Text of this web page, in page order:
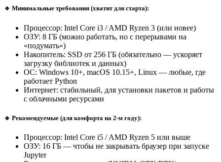
🔹 Минимальные требования (хватит для старта):
Процессор: Intel Core i3 / AMD Ryzen 3 (или новее)
ОЗУ: 8 ГБ (можно работать, но с перерывами на
«подумать»)
Накопитель: SSD от 256 ГБ (обязательно — ускоряет
загрузку библиотек и данных)
ОС: Windows 10+, macOS 10.15+, Linux — любые, где
работает Python
Интернет: стабильный, для установки пакетов и работы
с облачными ресурсами
🔹 Рекомендуемые (для комфорта на 2-м году):
Процессор: Intel Core i5 / AMD Ryzen 5 или выше
ОЗУ: 16 ГБ — чтобы не закрывать браузер при запуске
Jupyter